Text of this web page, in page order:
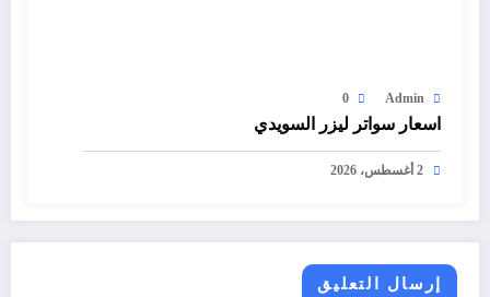
Admin
0
اسعار سواتر ليزر السويدي
2 أغسطس، 2026
إرسال التعليق